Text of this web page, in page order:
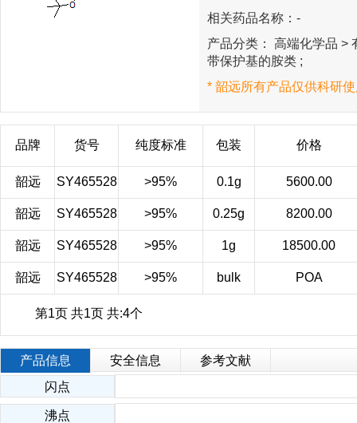
相关药品名称：-
产品分类： 高端化学品 >
带保护基的胺类 ;
* 韶远所有产品仅供科研
品牌 货号 纯度标准 包装 价格
韶远 SY465528 >95% 0.1g 5600.00
韶远 SY465528 >95% 0.25g 8200.00
韶远 SY465528 >95% 1g 18500.00
韶远 SY465528 >95% bulk POA
第1页 共1页 共:4个
产品信息 安全信息
参考文献
闪点
沸点